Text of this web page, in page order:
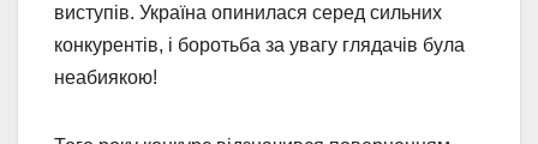
виступів. Україна опинилася серед сильних
конкурентів, і боротьба за увагу глядачів була
неабиякою!